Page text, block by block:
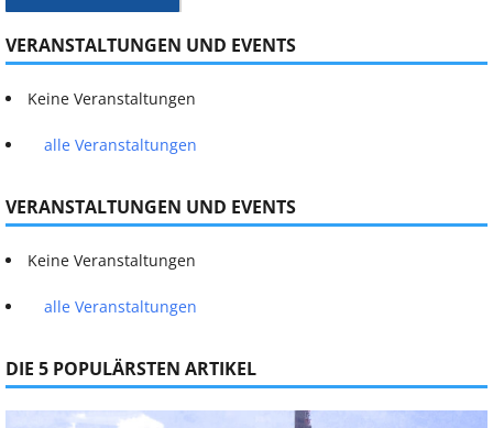
VERANSTALTUNGEN UND EVENTS
Keine Veranstaltungen
alle Veranstaltungen
VERANSTALTUNGEN UND EVENTS
Keine Veranstaltungen
alle Veranstaltungen
DIE 5 POPULÄRSTEN ARTIKEL